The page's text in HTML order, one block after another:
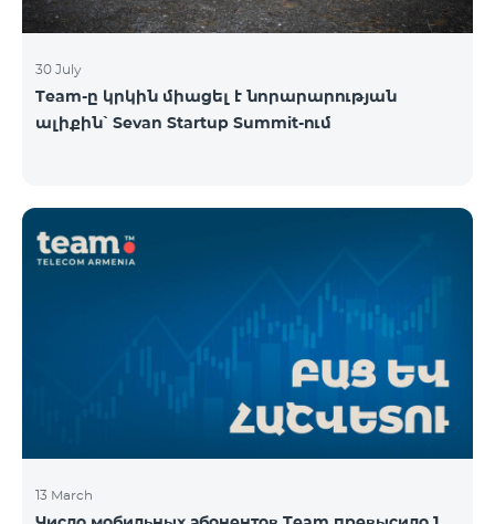
30 July
Team-ը կրկին միացել է նորարարության
ալիքին՝ Sevan Startup Summit-ում
13 March